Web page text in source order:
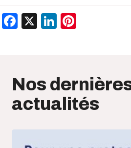
Facebook
X LinkedIn
Nos
actualités